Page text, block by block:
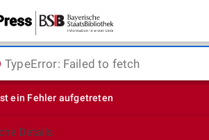
TypeError: Failed to fetch
ein Fehler aufgetreten
Details